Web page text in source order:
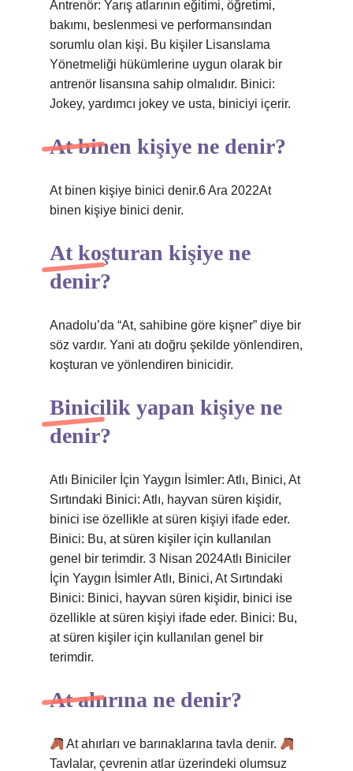
Antrenör: Yarış atlarının eğitimi, öğretimi,
bakımı, beslenmesi ve performansından
sorumlu olan kişi. Bu kişiler Lisanslama
Yönetmeliği hükümlerine uygun olarak bir
antrenör lisansına sahip olmalıdır. Binici:
Jokey, yardımcı jokey ve usta, biniciyi içerir.
At binen kişiye ne denir?
At binen kişiye binici denir.6 Ara 2022At
binen kişiye binici denir.
At koşturan kişiye ne
denir?
Anadolu’da “At, sahibine göre kişner” diye bir
söz vardır. Yani atı doğru şekilde yönlendiren,
koşturan ve yönlendiren binicidir.
Binicilik yapan kişiye ne
denir?
Atlı Biniciler İçin Yaygın İsimler: Atlı, Binici, At
Sırtındaki Binici: Atlı, hayvan süren kişidir,
binici ise özellikle at süren kişiyi ifade eder.
Binici: Bu, at süren kişiler için kullanılan
genel bir terimdir. 3 Nisan 2024Atlı Biniciler
İçin Yaygın İsimler Atlı, Binici, At Sırtındaki
Binici: Binici, hayvan süren kişidir, binici ise
özellikle at süren kişiyi ifade eder. Binici: Bu,
at süren kişiler için kullanılan genel bir
terimdir.
At ahırına ne denir?
At ahırları ve barınaklarına tavla denir.
Tavlalar, çevrenin atlar üzerindeki olumsuz